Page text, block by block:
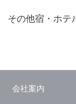
その他宿・ホテ
会社案内